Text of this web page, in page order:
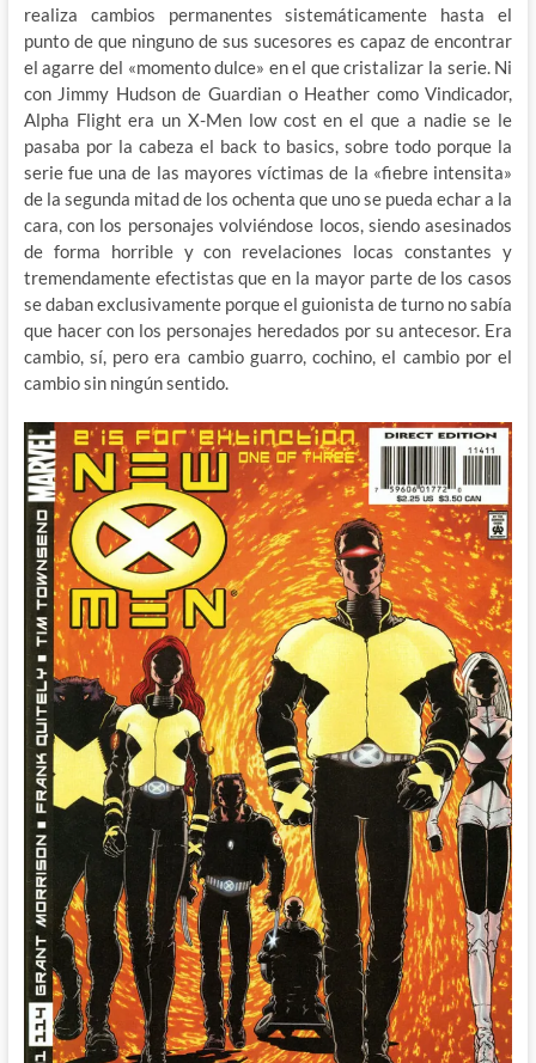
realiza cambios permanentes sistemáticamente hasta el
punto de que ninguno de sus sucesores es capaz de encontrar
el agarre del «momento dulce» en el que cristalizar la serie. Ni
con Jimmy Hudson de Guardian o Heather como Vindicador,
Alpha Flight era un X-Men low cost en el que a nadie se le
pasaba por la cabeza el back to basics, sobre todo porque la
serie fue una de las mayores víctimas de la «fiebre intensita»
de la segunda mitad de los ochenta que uno se pueda echar a la
cara, con los personajes volviéndose locos, siendo asesinados
de forma horrible y con revelaciones locas constantes y
tremendamente efectistas que en la mayor parte de los casos
se daban exclusivamente porque el guionista de turno no sabía
que hacer con los personajes heredados por su antecesor. Era
cambio, sí, pero era cambio guarro, cochino, el cambio por el
cambio sin ningún sentido.